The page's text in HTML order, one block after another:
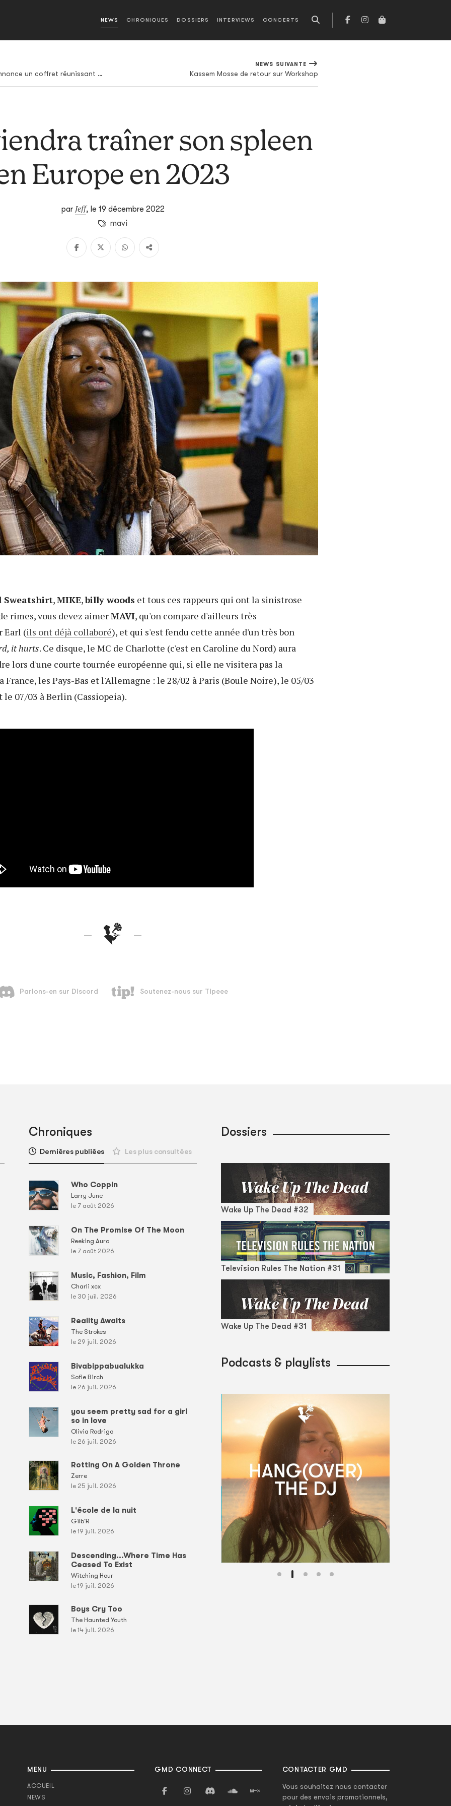
NEWS CHRONIQUES DOSSIERS INTERVIEWS CONCERTS
Andrea Laszlo De Simone annonce un coffret réunissant musique et photos
NEWS SUIVANTE
Kassem Mosse de retour sur Workshop
traîner son spleen
Europe en 2023
par Jeff, le 19 décembre 2022
mavi
Sweatshirt,MIKE,billy woods et tous ces rappeurs qui ont la sinistrose
rimes, vous devez aimerMAVI, qu'on compare d'ailleurs très
Earl (ils ont déjà collaboré), et qui s'est fendu cette année d'un très bon
it hurts. Ce disque, le MC de Charlotte (c'est en Caroline du Nord) aura
lors d'une courte tournée européenne qui, si elle ne visitera pas la
France, les Pays-Bas et l'Allemagne : le 28/02 à Paris (Boule Noire), le 05/03
le 07/03 à Berlin (Cassiopeia).
Chroniques
Dernières publiées Les plus consultées
Who Coppin
Larry June
le 7 août 2026
On The Promise Of The Moon
Reeking Aura
le 7 août 2026
Music, Fashion, Film
Charli xcx
le 30 juil. 2026
Reality Awaits
The Strokes
le 29 juil. 2026
Bivabippabualukka
Sofie Birch
le 26 juil. 2026
you seem pretty sad for a girl
so in love
Olivia Rodrigo
le 26 juil. 2026
Rotting On A Golden Throne
Zerre
le 25 juil. 2026
L'école de la nuit
Gilb'R
le 19 juil. 2026
Descending...Where Time Has
Ceased To Exist
Witching Hour
le 19 juil. 2026
Boys Cry Too
The Haunted Youth
le 14 juil. 2026
Dossiers
Wake Up The Dead #32
Television Rules The Nation #31
Wake Up The Dead #31
Podcasts & playlists
MENU
ACCUEIL
NEWS
GMD CONNECT CONTACTER GMD
Vous souhaitez nous contacter
pour des envois promotionnels,